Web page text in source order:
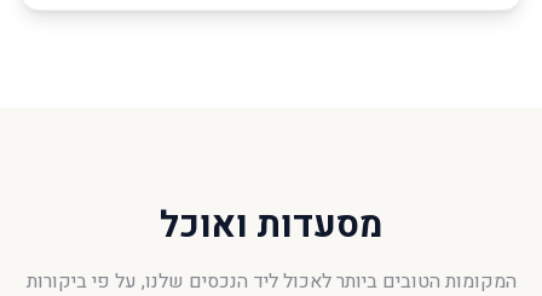
מסעדות ואוכל
המקומות הטובים ביותר לאכול ליד הנכסים שלנו, על פי ביקורות